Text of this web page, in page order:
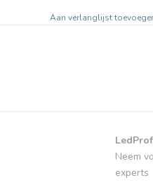
Aan verlanglijst
Neem
experts